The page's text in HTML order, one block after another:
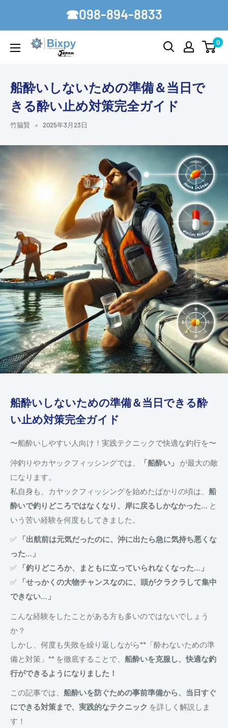
す
☎098-894-8833
Bixpy-
0
船酔いしないための準備＆当日で
きる酔い止め対策完全ガイド
竹脇賢 2025年3月23日
船酔いしないための準備＆当日できる酔
い止め対策完全ガイド
〜船酔いしやすい人向け！実践テクニックで快適な釣行を〜
沖釣りやカヤックフィッシングでは、 「船酔い」
が最大の敵
になります。
私自身も、カヤックフィッシングを始めたばかりの頃は、 船
酔いで釣りどころではなくなり、岸に戻るしかなかった… と
いう苦い経験を何度もしてきました。
✅
「出航前は元気だったのに、沖に出たら急に気持ち悪くな
った…」
✅
「釣りどころか、まともに立っていられなくなった…」
✅
「せっかくの大物チャンスなのに、頭がクラクラして集中
できない…」
こんな経験をしたことがある方も多いのではないでしょう
か？
しかし、何度も失敗を繰り返しながら**「酔わないための準
備と対策」** を徹底することで、 船酔いを克服し、快適な釣
行ができるようになりました！
この記事では、 船酔いを防ぐための事前準備から、当日すぐ
にできる対策まで、実践的なテクニック を詳しく解説しま
す！